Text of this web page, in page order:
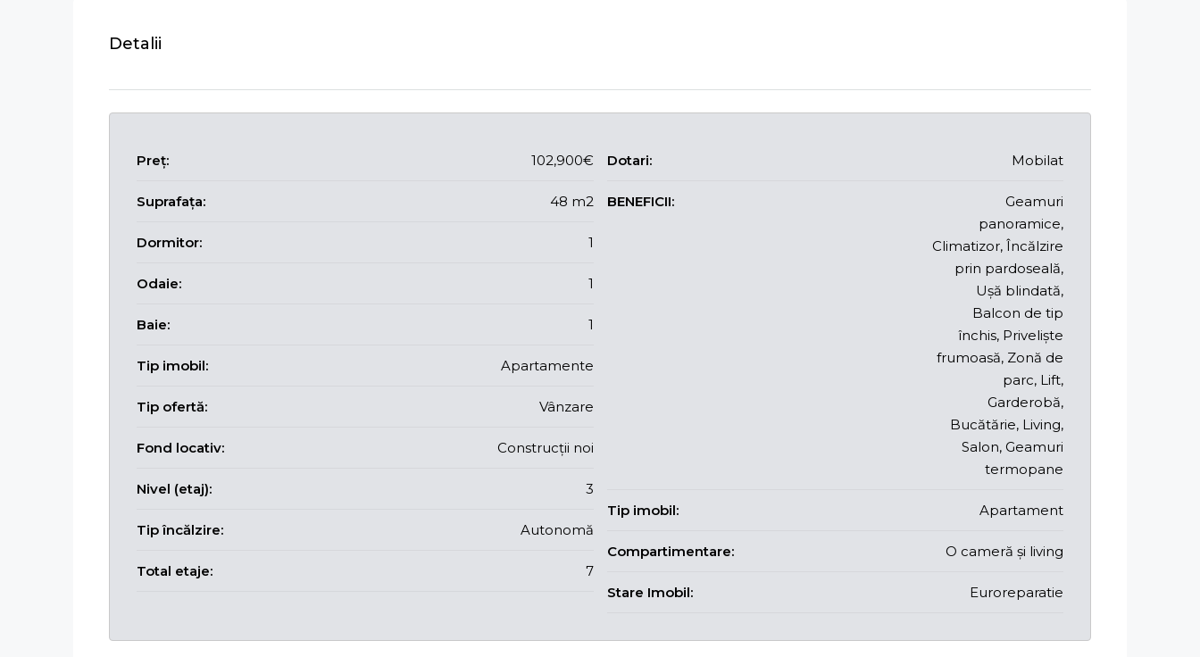
Detalii
Preț: 102,900€
Suprafața: 48 m2
Dormitor: 1
Odaie: 1
Baie: 1
Tip imobil: Apartamente
Tip ofertă: Vânzare
Fond locativ: Construcții noi
Nivel (etaj): 3
Tip încălzire: Autonomă
Total etaje: 7
Dotari: Mobilat
BENEFICII:
Geamuri
panoramice,
Climatizor, Încălzire
prin pardoseală,
Ușă blindată,
Balcon de tip
închis, Priveliște
frumoasă, Zonă de
parc, Lift,
Garderobă,
Bucătărie, Living,
Salon, Geamuri
termopane
Tip imobil: Apartament
Compartimentare: O cameră și living
Stare Imobil: Euroreparatie